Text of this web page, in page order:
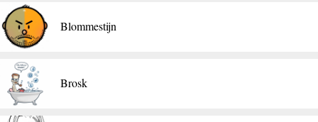
Blommestijn
Brosk